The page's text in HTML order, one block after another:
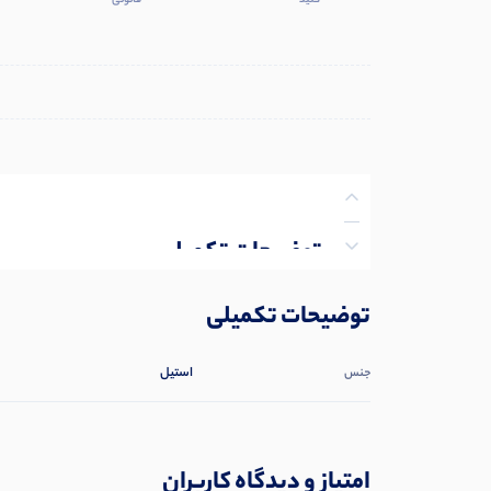
توضیحات تکمیلی
نظرات (0)
توضیحات تکمیلی
جنس استیل
امتیاز و دیدگاه کاربران